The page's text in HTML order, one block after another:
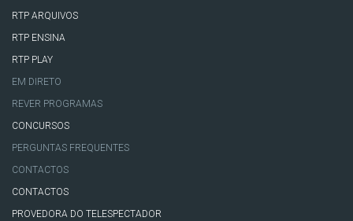
RTP ARQUIVOS
RTP ENSINA
RTP PLAY
EM DIRETO
REVER PROGRAMAS
CONCURSOS
PERGUNTAS FREQUENTES
CONTACTOS
CONTACTOS
PROVEDORA DO TELESPECTADOR